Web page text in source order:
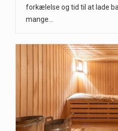
forkælelse og tid til at lade
mange…